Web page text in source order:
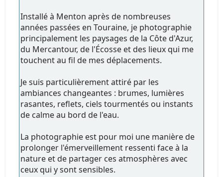
Installé à Menton après de nombreuses
années passées en Touraine, je photographie
principalement les paysages de la Côte d'Azur,
du Mercantour, de l'Écosse et des lieux qui me
touchent au fil de mes déplacements.
Je suis particulièrement attiré par les
ambiances changeantes : brumes, lumières
rasantes, reflets, ciels tourmentés ou instants
de calme au bord de l'eau.
La photographie est pour moi une manière de
prolonger l'émerveillement ressenti face à la
nature et de partager ces atmosphères avec
ceux qui y sont sensibles.